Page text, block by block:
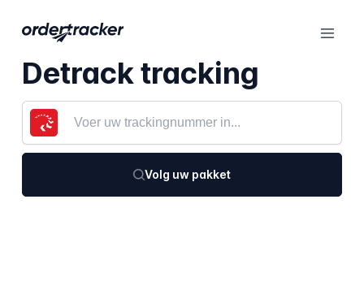
Detrack tracking
Volg uw pakket